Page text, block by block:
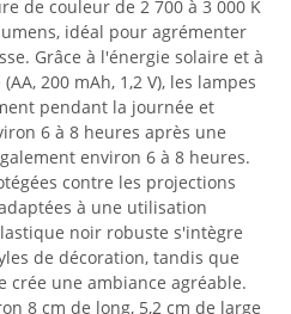
de couleur de 2 700 à 3 000 K
idéal pour agrémenter
Grâce à l'énergie solaire et à
200 mAh, 1,2 V), les lampes
pendant la journée et
6 à 8 heures après une
environ 6 à 8 heures.
contre les projections
à une utilisation
noir robuste s'intègre
de décoration, tandis que
une ambiance agréable.
8 cm de long, 5,2 cm de large